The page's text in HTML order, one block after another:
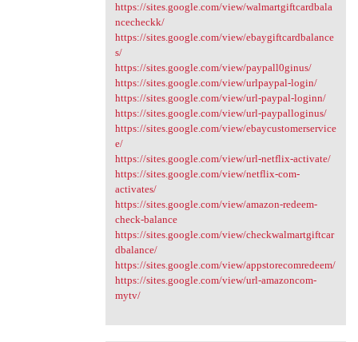
https://sites.google.com/view/walmartgiftcardbala
ncecheckk/
https://sites.google.com/view/ebaygiftcardbalance
s/
https://sites.google.com/view/paypall0ginus/
https://sites.google.com/view/urlpaypal-login/
https://sites.google.com/view/url-paypal-loginn/
https://sites.google.com/view/url-paypalloginus/
https://sites.google.com/view/ebaycustomerservice
e/
https://sites.google.com/view/url-netflix-activate/
https://sites.google.com/view/netflix-com-
activates/
https://sites.google.com/view/amazon-redeem-
check-balance
https://sites.google.com/view/checkwalmartgiftcar
dbalance/
https://sites.google.com/view/appstorecomredeem/
https://sites.google.com/view/url-amazoncom-
mytv/